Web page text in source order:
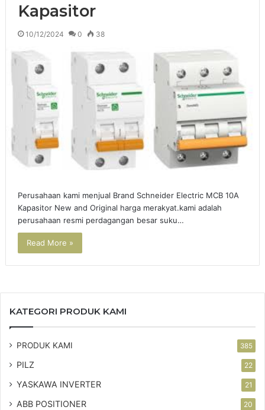
Kapasitor
10/12/2024 0 38
Perusahaan kami menjual Brand Schneider Electric MCB 10A
Kapasitor New and Original harga merakyat.kami adalah
perusahaan resmi perdagangan besar suku…
Read More »
KATEGORI PRODUK KAMI
PRODUK KAMI 385
PILZ 22
YASKAWA INVERTER 21
ABB POSITIONER 20